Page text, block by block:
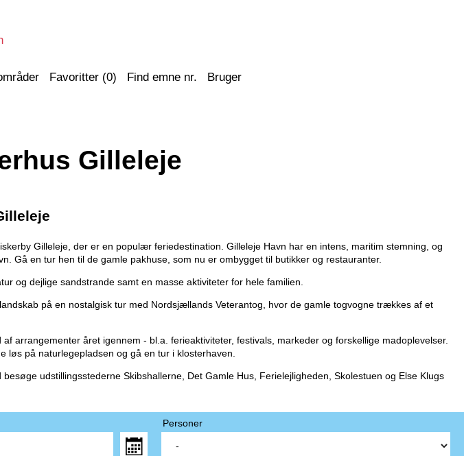
Favoritter (0) Find emne nr. Bruger
Gilleleje
Gilleleje, der er en populær feriedestination. Gilleleje Havn har en intens, maritim stemning, og
Gå en tur hen til de gamle pakhuse, som nu er ombygget til butikker og restauranter.
og dejlige sandstrande samt en masse aktiviteter for hele familien.
på en nostalgisk tur med Nordsjællands Veterantog, hvor de gamle togvogne trækkes af et
arrangementer året igennem - bl.a. ferieaktiviteter, festivals, markeder og forskellige madoplevelser.
løs på naturlegepladsen og gå en tur i klosterhaven.
udstillingsstederne Skibshallerne, Det Gamle Hus, Ferielejligheden, Skolestuen og Else Klugs
Personer